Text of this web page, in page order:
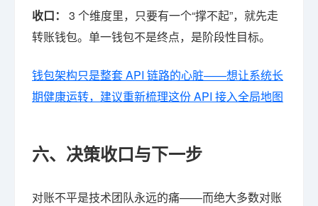
收口：
3 个维度里，只要有一个“撑不起”，就先走
转账钱包。单一钱包不是终点，是阶段性目标。
钱包架构只是整套 API 链路的心脏——想让系统长
期健康运转，建议重新梳理这份 API 接入全局地图
六、决策收口与下一步
对账不平是技术团队永远的痛——而绝大多数对账